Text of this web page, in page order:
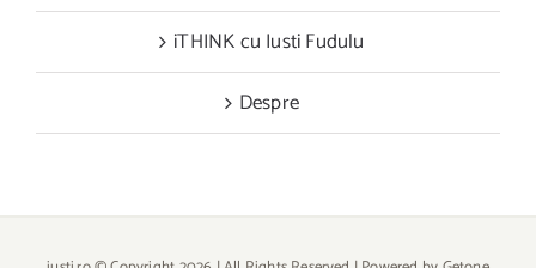
iTHINK cu Iusti Fudulu
Despre